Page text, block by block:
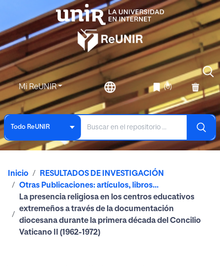
Mi ReUNIR (0)
Todo ReUNIR
Inicio
RESULTADOS DE INVESTIGACIÓN
Otras Publicaciones: artículos, libros...
La presencia religiosa en los centros educativos
extremeños a través de la documentación
diocesana durante la primera década del Concilio
Vaticano II (1962-1972)